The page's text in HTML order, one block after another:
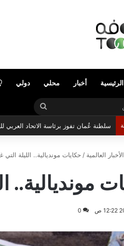
الرئيسية أخبار محلي دولي
بحث
عن
مركز عُمان للمؤتمرات والمعارض يستعد
الأخبار العالمية / حكايات مونديالية.. الليلة
مونديالية..
0